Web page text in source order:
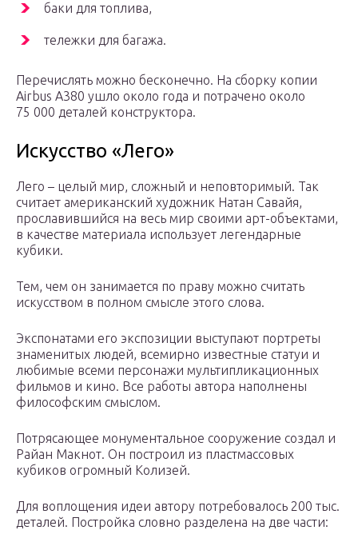
баки для топлива,
тележки для багажа.
Перечислять можно бесконечно. На сборку копии
Airbus A380 ушло около года и потрачено около
75 000 деталей конструктора.
Искусство «Лего»
Лего – целый мир, сложный и неповторимый. Так
считает американский художник Натан Савайя,
прославившийся на весь мир своими арт-объектами,
в качестве материала использует легендарные
кубики.
Тем, чем он занимается по праву можно считать
искусством в полном смысле этого слова.
Экспонатами его экспозиции выступают портреты
знаменитых людей, всемирно известные статуи и
любимые всеми персонажи мультипликационных
фильмов и кино. Все работы автора наполнены
философским смыслом.
Потрясающее монументальное сооружение создал и
Райан Макнот. Он построил из пластмассовых
кубиков огромный Колизей.
Для воплощения идеи автору потребовалось 200 тыс.
деталей. Постройка словно разделена на две части: